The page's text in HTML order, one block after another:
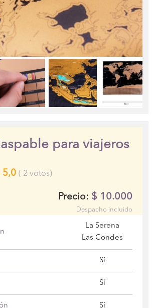
para viajeros
5,0 ( 2 votos)
Precio: $ 10.000
Despacho incluido
La Serena
Las Condes
Sí
Sí
Sí